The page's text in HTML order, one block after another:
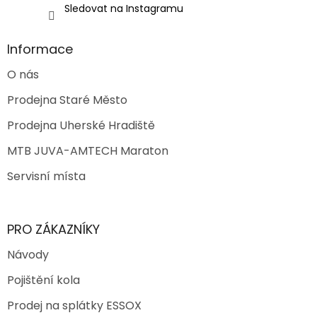
Sledovat na Instagramu
Informace
O nás
Prodejna Staré Město
Prodejna Uherské Hradiště
MTB JUVA-AMTECH Maraton
Servisní místa
PRO ZÁKAZNÍKY
Návody
Pojištění kola
Prodej na splátky ESSOX